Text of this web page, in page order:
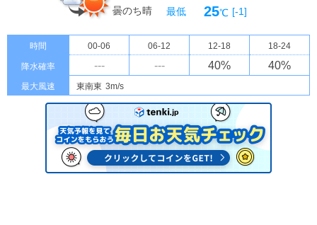
曇のち晴
最低
25℃ [-1]
時間 00-06 06-12 12-18 18-24
降水確率 --- --- 40% 40%
最大風速 東南東 3m/s